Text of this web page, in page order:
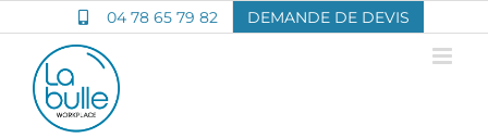
au
contenu
04 78 65 79 82 DEMANDE DE DEVIS